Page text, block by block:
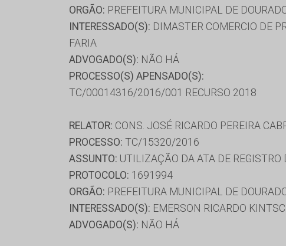
ORGÃO: PREFEITURA MUNICIPAL DE
INTERESSADO(S): DIMASTER COMERCIO DE
FARIA
ADVOGADO(S): NÃO HÁ
PROCESSO(S) APENSADO(S):
TC/00014316/2016/001 RECURSO 2018
RELATOR: CONS. JOSÉ RICARDO PEREIRA
PROCESSO: TC/15320/2016
ASSUNTO: UTILIZAÇÃO DA ATA DE REGISTRO
PROTOCOLO: 1691994
ORGÃO: PREFEITURA MUNICIPAL DE
INTERESSADO(S): EMERSON RICARDO
ADVOGADO(S): NÃO HÁ